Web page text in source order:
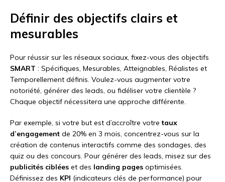
Définir des objectifs clairs et
mesurables
Pour réussir sur les réseaux sociaux, fixez-vous des objectifs
SMART : Spécifiques, Mesurables, Atteignables, Réalistes et
Temporellement définis. Voulez-vous augmenter votre
notoriété, générer des leads, ou fidéliser votre clientèle ?
Chaque objectif nécessitera une approche différente.
Par exemple, si votre but est d’accroître votretaux
d’engagement de 20% en 3 mois, concentrez-vous sur la
création de contenus interactifs comme des sondages, des
quiz ou des concours. Pour générer des leads, misez sur des
publicités ciblées et des landing pages optimisées.
Définissez des KPI (indicateurs clés de performance) pour